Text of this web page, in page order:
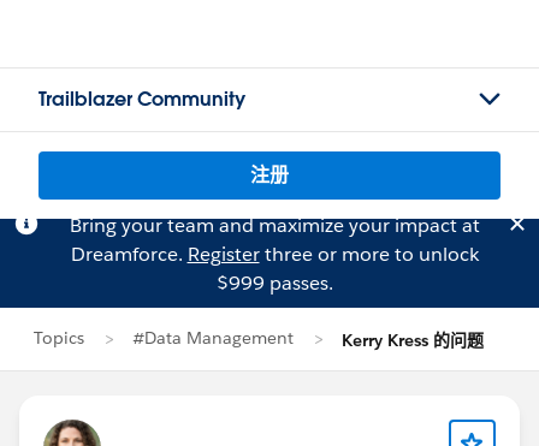
Trailblazer Community
注册
Bring your team and maximize your impact at
Dreamforce. Registerthree or more to unlock
$999 passes.
Topics #Data Management Kerry Kress 的问题